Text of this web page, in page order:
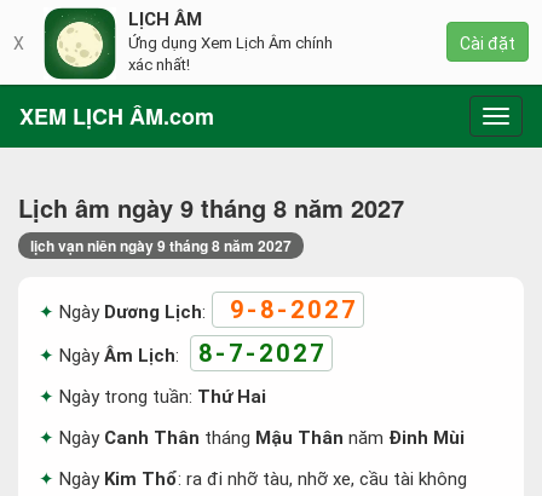
XEM LỊCH ÂM.com
Lịch âm ngày 9 tháng 8 năm 2027
lịch vạn niên ngày 9 tháng 8 năm 2027
Ngày Dương Lịch: 9-8-2027
NgàyÂm Lịch: 8-7-2027
Ngày trong tuần: Thứ Hai
Ngày Canh Thân tháng Mậu Thân năm Đinh Mùi
Ngày Kim Thổ: ra đi nhỡ tàu, nhỡ xe, cầu tài không
X
LỊCH ÂM
Ứng dụng Xem Lịch Âm chính
xác nhất!
Cài đặt